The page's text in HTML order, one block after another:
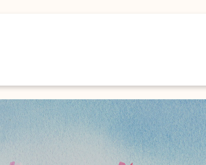
花の村について
お知らせ